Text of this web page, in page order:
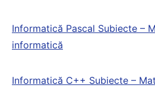
Informatică Pascal Subiecte –
informatică
Informatică C++ Subiecte –